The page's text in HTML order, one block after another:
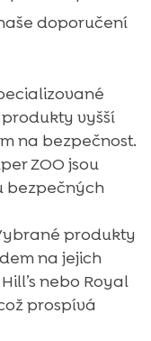
doporučení
vyšší
na bezpečnost.
ZOO jsou
bezpečných
produkty
na jejich
nebo Royal
prospívá